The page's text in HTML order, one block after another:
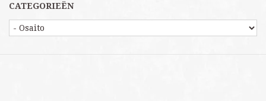
CATEGORIEËN